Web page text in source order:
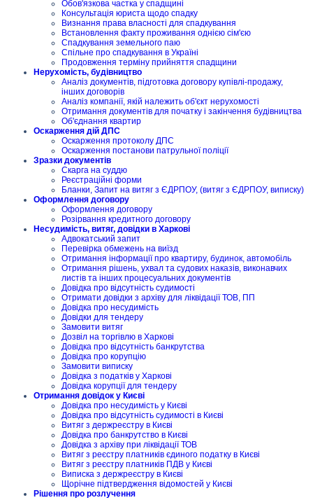
Обов'язкова частка у спадщині
Консультація юриста щодо спадку
Визнання права власності для спадкування
Встановлення факту проживання однією сім'єю
Спадкування земельного паю
Спільне про спадкування в Україні
Продовження терміну прийняття спадщини
Нерухомість, будівництво
Аналіз документів, підготовка договору купівлі-продажу,
інших договорів
Аналіз компанії, якій належить об'єкт нерухомості
Отримання документів для початку і закінчення будівництва
Об'єднання квартир
Оскарження дій ДПС
Оскарження протоколу ДПС
Оскарження постанови патрульної поліції
Зразки документів
Скарга на суддю
Реєстраційні форми
Бланки, Запит на витяг з ЄДРПОУ, (витяг з ЄДРПОУ, виписку)
Оформлення договору
Оформлення договору
Розірвання кредитного договору
Несудимість, витяг, довідки в Харкові
Адвокатський запит
Перевірка обмежень на виїзд
Отримання інформації про квартиру, будинок, автомобіль
Отримання рішень, ухвал та судових наказів, виконавчих
листів та інших процесуальних документів
Довідка про відсутність судимості
Отримати довідки з архіву для ліквідації ТОВ, ПП
Довідка про несудимість
Довідки для тендеру
Замовити витяг
Дозвіл на торгівлю в Харкові
Довідка про відсутність банкрутства
Довідка про корупцію
Замовити виписку
Довідка з податків у Харкові
Довідка корупції для тендеру
Отримання довідок у Києві
Довідка про несудимість у Києві
Довідка про відсутність судимості в Києві
Витяг з держреєстру в Києві
Довідка про банкрутство в Києві
Довідка з архіву при ліквідації ТОВ
Витяг з реєстру платників єдиного податку в Києві
Витяг з реєстру платників ПДВ у Києві
Виписка з держреєстру в Києві
Щорічне підтвердження відомостей у Києві
Рішення про розлучення